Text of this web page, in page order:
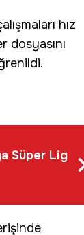
hız
dosyasını
Süper Lig